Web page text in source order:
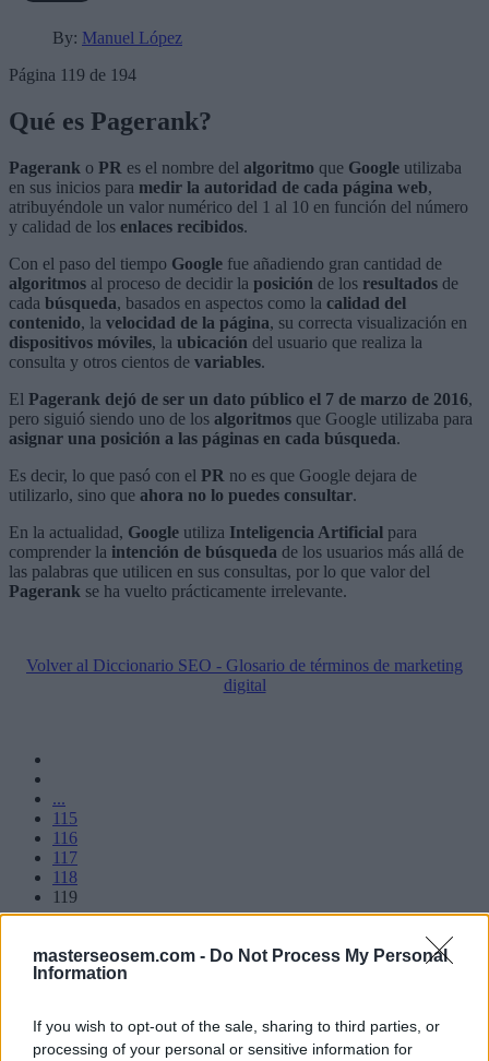
masterseosem.com - Do Not Process My Personal
Information
If you wish to opt-out of the sale, sharing to third parties, or
processing of your personal or sensitive information for
By: Manuel López
Página 119 de 194
Qué es Pagerank?
Pagerank o PR es el nombre del algoritmo que Google utilizaba
en sus inicios para medir la autoridad de cada página web,
atribuyéndole un valor numérico del 1 al 10 en función del número
y calidad de los enlaces recibidos.
Con el paso del tiempo Google fue añadiendo gran cantidad de
algoritmos al proceso de decidir la posición de los resultados de
cada búsqueda, basados en aspectos como la calidad del
contenido, la velocidad de la página, su correcta visualización en
dispositivos móviles, la ubicación del usuario que realiza la
consulta y otros cientos de variables.
El Pagerank dejó de ser un dato público el 7 de marzo de 2016,
pero siguió siendo uno de los algoritmos que Google utilizaba para
asignar una posición a las páginas en cada búsqueda.
Es decir, lo que pasó con el PR no es que Google dejara de
utilizarlo, sino que ahora no lo puedes consultar.
En la actualidad, Google utiliza Inteligencia Artificial para
comprender la intención de búsqueda de los usuarios más allá de
las palabras que utilicen en sus consultas, por lo que valor del
Pagerank se ha vuelto prácticamente irrelevante.
Volver al Diccionario SEO - Glosario de términos de marketing
digital
...
115
116
117
118
119
...
122
123
Manuel López